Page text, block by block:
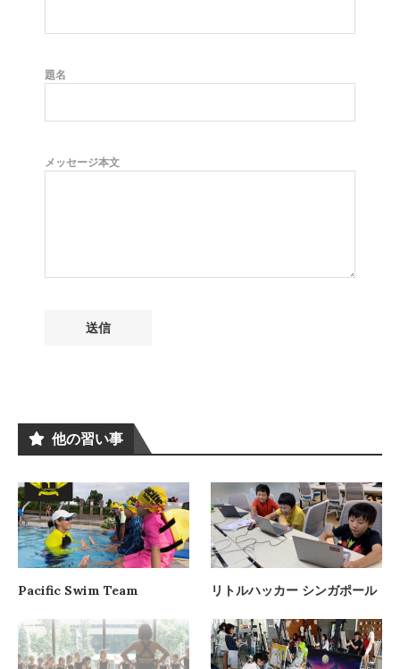
題名
メッセージ本文
他の習い事
Pacific Swim Team リトルハッカー シンガポール